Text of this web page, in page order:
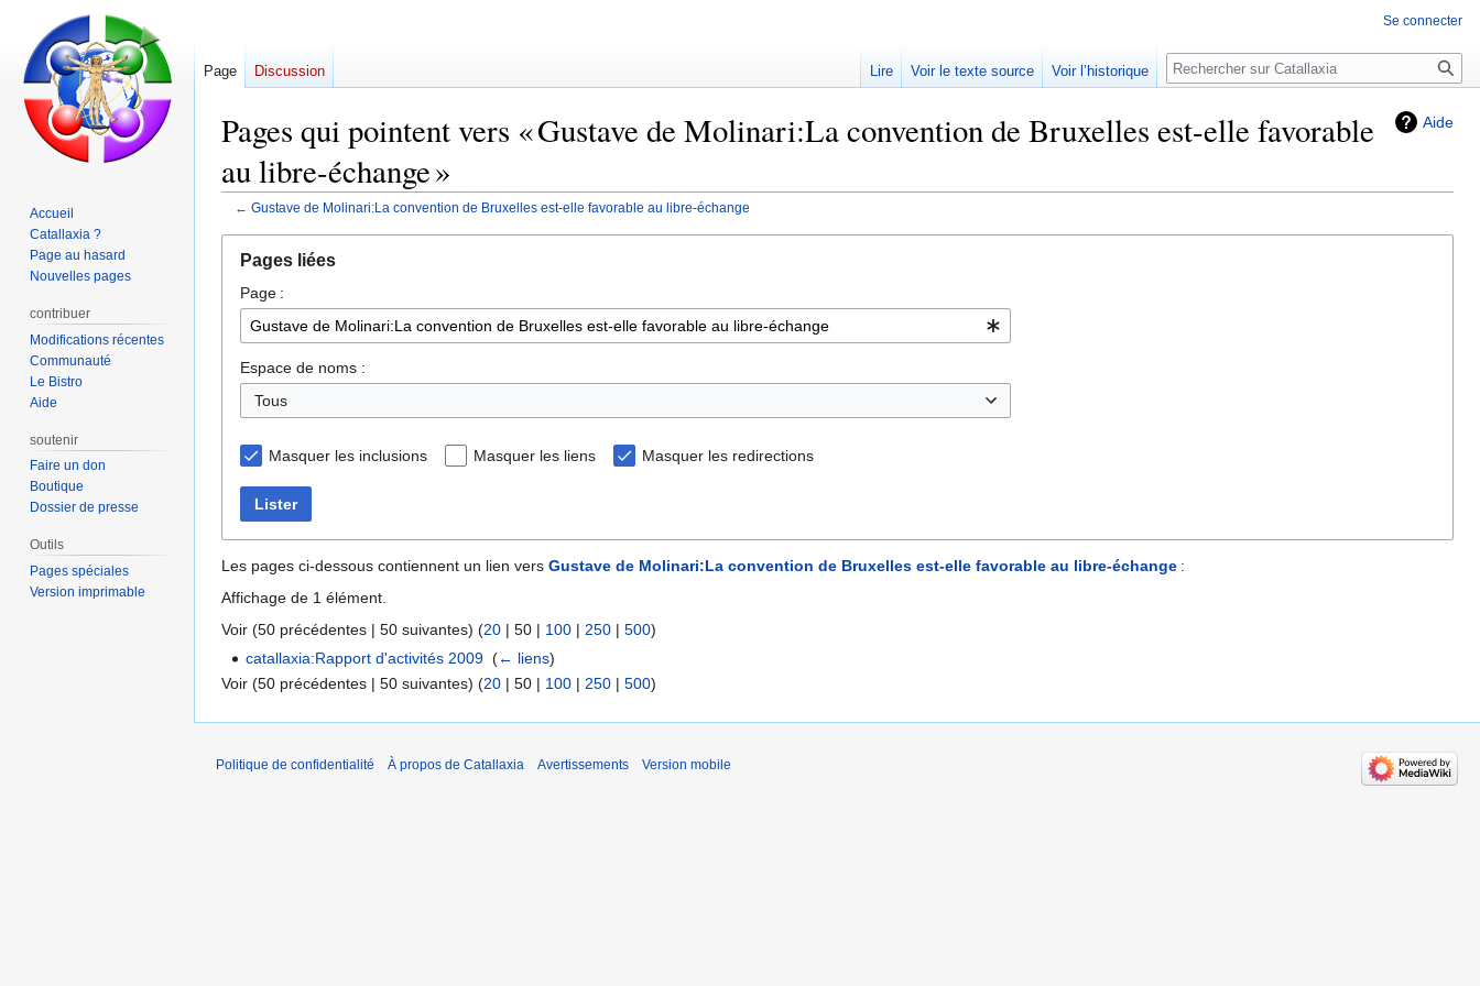
Aide
Pages qui pointent vers « Gustave de Molinari:La convention de Bruxelles est-elle favorable
au libre-échange »
← Gustave de Molinari:La convention de Bruxelles est-elle favorable au libre-échange
navigation
recherche
Pages liées
Page :
Espace de noms :
Tous
Masquer les inclusions Masquer les liens Masquer les redirections
Lister
Les pages ci-dessous contiennent un lien vers Gustave de Molinari:La convention de Bruxelles est-elle favorable au libre-échange :
Affichage de 1 élément.
Voir (50 précédentes | 50 suivantes) (20 | 50 | 100 | 250 | 500)
catallaxia:Rapport d'activités 2009 ‎(← liens)
Voir (50 précédentes | 50 suivantes) (20 | 50 | 100 | 250 | 500)
Se connecter
Page Discussion Lire Voir le texte source Voir l’historique Rechercher
Accueil
Catallaxia ?
Page au hasard
Nouvelles pages
contribuer
Modifications récentes
Communauté
Le Bistro
Aide
soutenir
Faire un don
Boutique
Dossier de presse
Outils
Pages spéciales
Version imprimable
Politique de confidentialité À propos de Catallaxia Avertissements Version mobile